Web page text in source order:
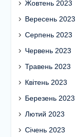
Жовтень 2023
Вересень 2023
Серпень 2023
Червень 2023
Травень 2023
Квітень 2023
Березень 2023
Лютий 2023
Січень 2023